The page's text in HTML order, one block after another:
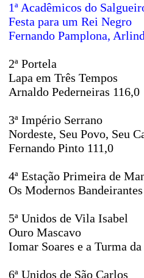
1ª Acadêmicos do
Festa para um Rei Negro
Fernando Pamplona,
2ª Portela
Lapa em Três Tempos
Arnaldo Pederneiras 116,0
3ª Império Serrano
Nordeste, Seu Povo, Seu
Fernando Pinto 111,0
4ª Estação Primeira de
Os Modernos
5ª Unidos de Vila Isabel
Ouro Mascavo
Iomar Soares e a Turma
6ª Unidos de São Carlos